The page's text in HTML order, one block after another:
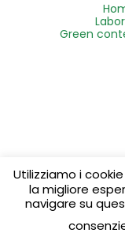
Green
Utilizziamo i
la migliore
navigare su